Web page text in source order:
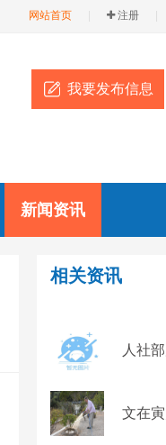
网站首页 注册
我要发布信息
新闻资讯
相关资讯